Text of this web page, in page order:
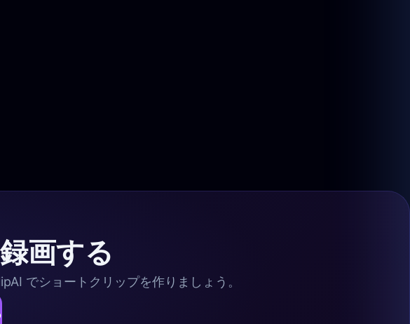
画する
でショートクリップを作りましょう。